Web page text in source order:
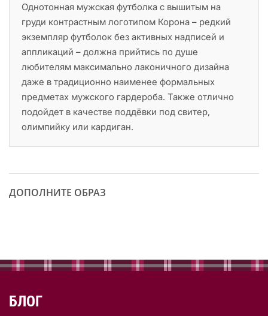
Однотонная мужская футболка с вышитым на
груди контрастным логотипом Корона – редкий
экземпляр футболок без активных надписей и
аппликаций – должна прийтись по душе
любителям максимально лаконичного дизайна
даже в традиционно наименее формальных
предметах мужского гардероба. Также отлично
подойдет в качестве поддёвки под свитер,
олимпийку или кардиган.
ДОПОЛНИТЕ ОБРАЗ
БЛОГ